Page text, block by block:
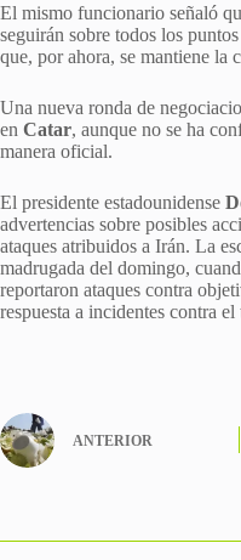
El mismo funcionario señaló
seguirán sobre todos los
que, por ahora, se mantiene la
Una nueva ronda de
en Catar, aunque no se ha
manera oficial.
El presidente estadounidense
advertencias sobre posibles
ataques atribuidos a Irán. La
madrugada del domingo,
reportaron ataques contra
respuesta a incidentes contra
ANTERIOR